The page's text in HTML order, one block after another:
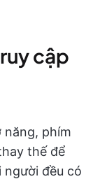
cập
phím
thế để
đều có